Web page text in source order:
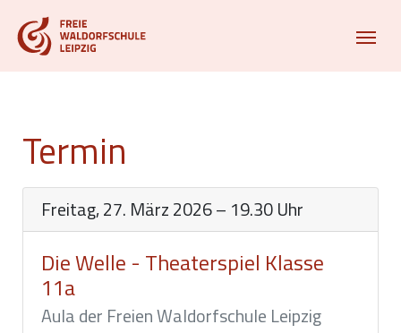
Termin
Freitag, 27. März 2026 – 19.30 Uhr
Die Welle - Theaterspiel Klasse
11a
Aula der Freien Waldorfschule Leipzig